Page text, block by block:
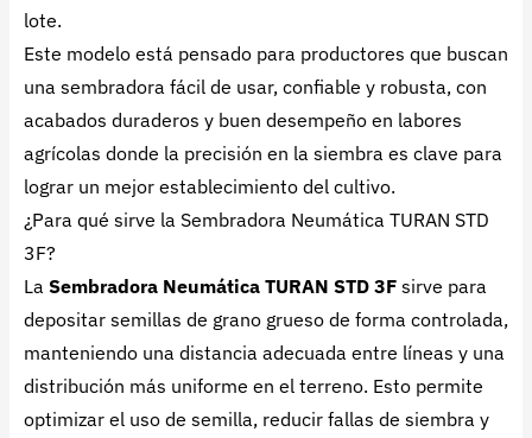
lote.
Este modelo está pensado para productores que buscan
una sembradora fácil de usar, confiable y robusta, con
acabados duraderos y buen desempeño en labores
agrícolas donde la precisión en la siembra es clave para
lograr un mejor establecimiento del cultivo.
¿Para qué sirve la Sembradora Neumática TURAN STD
3F?
La Sembradora Neumática TURAN STD 3F sirve para
depositar semillas de grano grueso de forma controlada,
manteniendo una distancia adecuada entre líneas y una
distribución más uniforme en el terreno. Esto permite
optimizar el uso de semilla, reducir fallas de siembra y